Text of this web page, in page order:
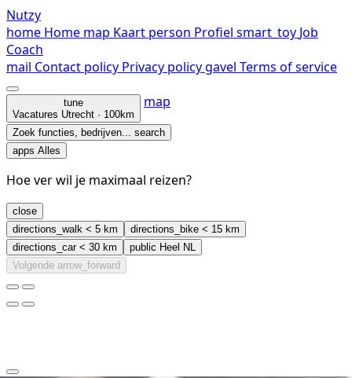
Nutzy
home Home map Kaart person Profiel smart_toy Job
Coach
mail Contact policy Privacy policygavel Terms of service
tune
Vacatures Utrecht · 100km
map
Zoek functies, bedrijven... search
apps Alles
Hoe ver wil je maximaal reizen?
close
directions_walk < 5 km directions_bike < 15 km
directions_car< 30 km public Heel NL
Volgende arrow_forward